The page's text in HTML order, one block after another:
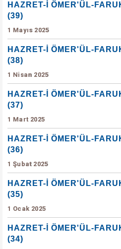
HAZRET-İ ÖMER'ÜL-
(39)
1 Mayıs 2025
HAZRET-İ ÖMER'ÜL-
(38)
1 Nisan 2025
HAZRET-İ ÖMER'ÜL-
(37)
1 Mart 2025
HAZRET-İ ÖMER'ÜL-
(36)
1 Şubat 2025
HAZRET-İ ÖMER'ÜL-
(35)
1 Ocak 2025
HAZRET-İ ÖMER'ÜL-
(34)